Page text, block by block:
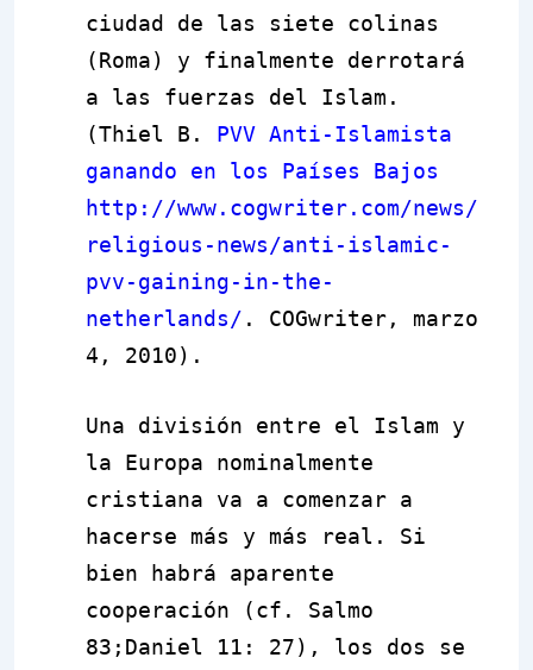
ciudad de las siete colinas
(Roma) y finalmente derrotará
a las fuerzas del Islam.
(Thiel B. PVV Anti-Islamista
ganando en los Países Bajos
http://www.cogwriter.com/news/
religious-news/anti-islamic-
pvv-gaining-in-the-
netherlands/ . COGwriter, marzo
4, 2010).
Una división entre el Islam y
la Europa nominalmente
cristiana va a comenzar a
hacerse más y más real. Si
bien habrá aparente
cooperación (cf. Salmo
83;Daniel 11: 27), los dos se